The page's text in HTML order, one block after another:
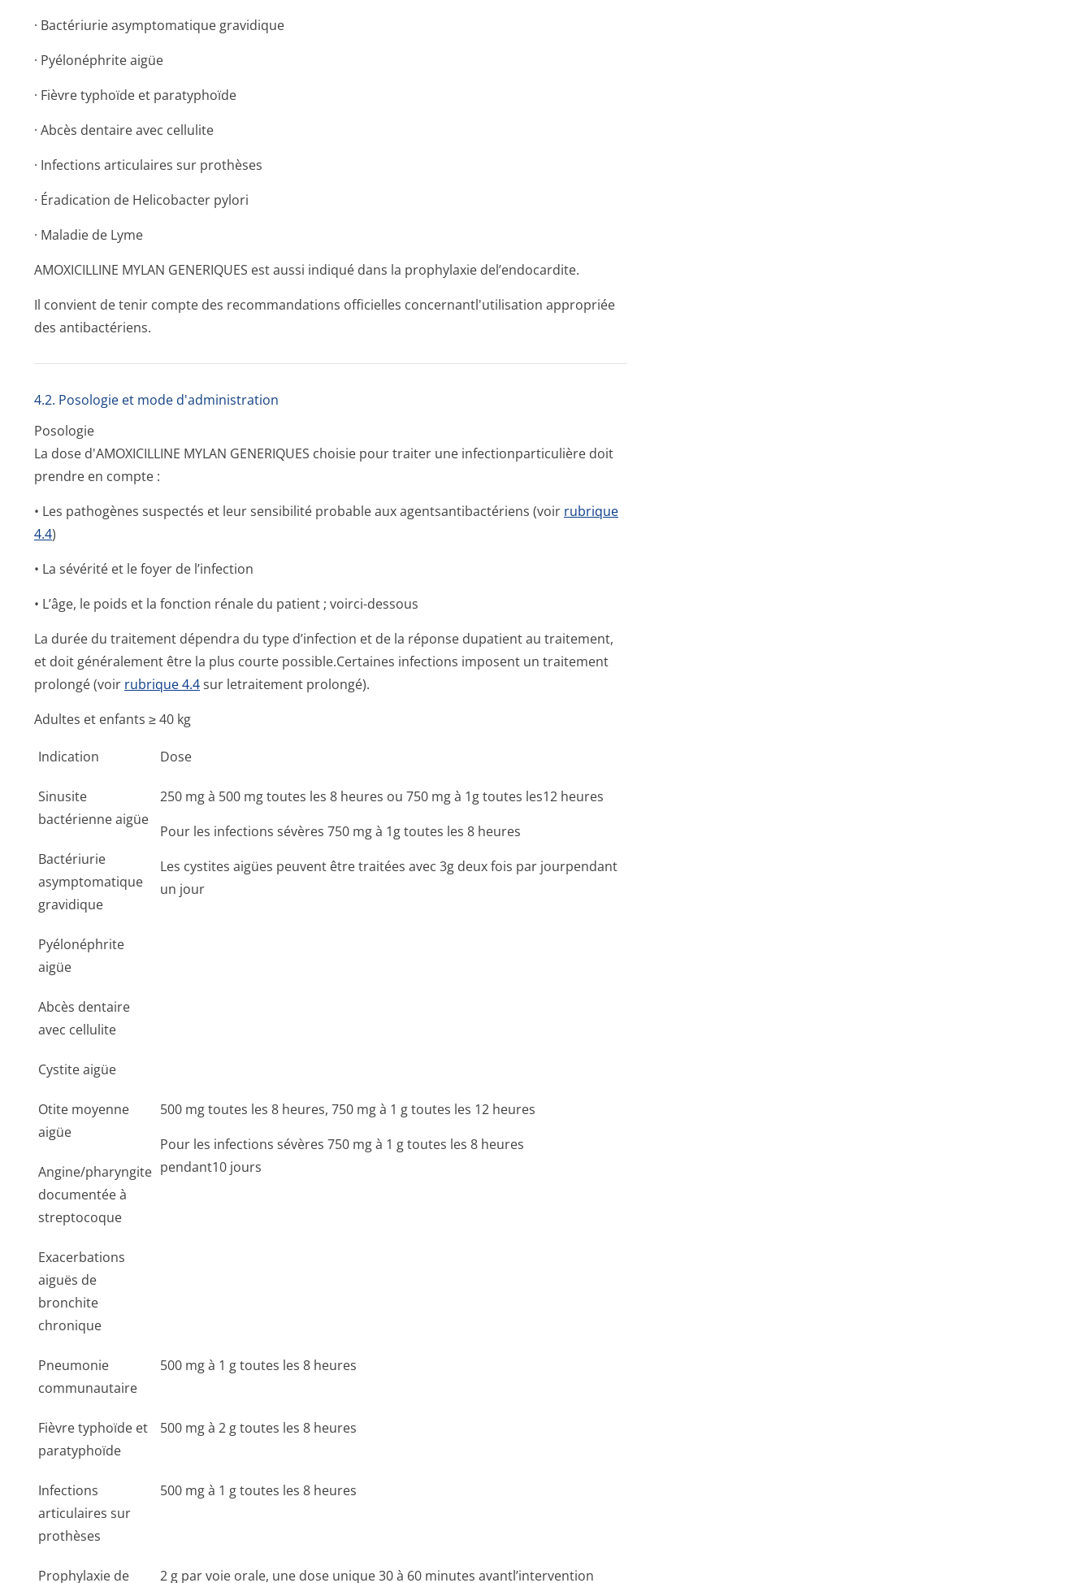
· Bactériurie asymptomatique gravidique
· Pyélonéphrite aigüe
· Fièvre typhoïde et paratyphoïde
· Abcès dentaire avec cellulite
· Infections articulaires sur prothèses
· Éradication de Helicobacter pylori
· Maladie de Lyme
AMOXICILLINE MYLAN GENERIQUES est aussi indiqué dans la prophylaxie del’endocardite.
Il convient de tenir compte des recommandations officielles concernantl'u­tilisation appropriée
des antibactériens.
4.2. Posologie et mode d'administration
Posologie
La dose d'AMOXICILLINE MYLAN GENERIQUES choisie pour traiter une infectionparti­culière doit
prendre en compte :
• Les pathogènes suspectés et leur sensibilité probable aux agentsantibac­tériens (voir rubrique
4.4)
• La sévérité et le foyer de l’infection
• L’âge, le poids et la fonction rénale du patient ; voirci-dessous
La durée du traitement dépendra du type d’infection et de la réponse dupatient au traitement,
et doit généralement être la plus courte possible.Certaines infections imposent un traitement
prolongé (voir rubrique 4.4sur letraitement prolongé).
Adultes et enfants ≥ 40 kg
Indication Dose
Sinusite
bactérienne aigüe
250 mg à 500 mg toutes les 8 heures ou 750 mg à 1g toutes les12 heures
Pour les infections sévères 750 mg à 1g toutes les 8 heures
Les cystites aigües peuvent être traitées avec 3g deux fois par jourpendant
un jour
Bactériurie
asymptomatique
gravidique
Pyélonéphrite
aigüe
Abcès dentaire
avec cellulite
Cystite aigüe
Otite moyenne
aigüe
500 mg toutes les 8 heures, 750 mg à 1 g toutes les 12 heures
Pour les infections sévères 750 mg à 1 g toutes les 8 heures
pendant10 jours
Angine/pharyngite
documentée à
streptocoque
Exacerbations
aiguës de
bronchite
chronique
Pneumonie
communautaire
500 mg à 1 g toutes les 8 heures
Fièvre typhoïde et
paratyphoïde
500 mg à 2 g toutes les 8 heures
Infections
articulaires sur
prothèses
500 mg à 1 g toutes les 8 heures
Prophylaxie de 2 g par voie orale, une dose unique 30 à 60 minutes avantl’intervention